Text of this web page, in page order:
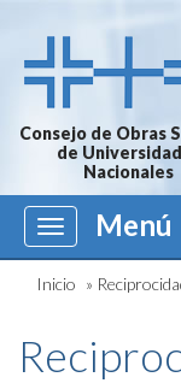
Consejo de Obras
de
Nacionales
Menú
Menú
Inicio »